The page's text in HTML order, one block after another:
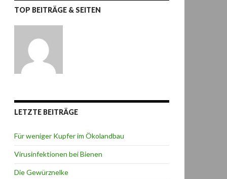
TOP BEITRÄGE & SEITEN
LETZTE BEITRÄGE
Für weniger Kupfer im Ökolandbau
Virusinfektionen bei Bienen
Die Gewürznelke